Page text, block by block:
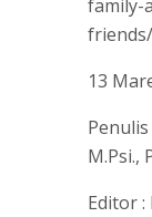
family-
13
M.Psi.,
Editor :